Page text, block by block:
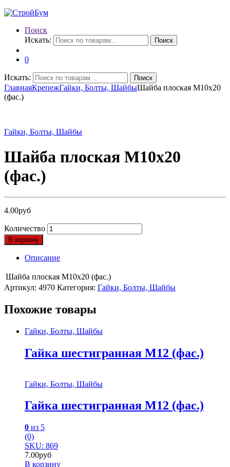
Поиск
Искать:
Поиск
0
Искать: Поиск
ГлавнаяКрепежГайки, Болты, ШайбыШайба плоская М10х20
(фас.)
Гайки, Болты, Шайбы
Шайба плоская М10х20
(фас.)
4.00руб
Количество
В корзину
Описание
Шайба плоская М10х20 (фас.)
Артикул: 4970 Категория: Гайки, Болты, Шайбы
Похожие товары
Гайки, Болты, Шайбы
Гайка шестигранная М12 (фас.)
Гайки, Болты, Шайбы
Гайка шестигранная М12 (фас.)
0 из 5
(0)
SKU: 869
7.00руб
В корзину